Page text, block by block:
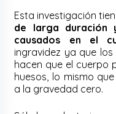
Esta investigación
de larga duración
causados en el
ingravidez ya que
hacen que el cuerpo
huesos, lo mismo
a la gravedad cero.